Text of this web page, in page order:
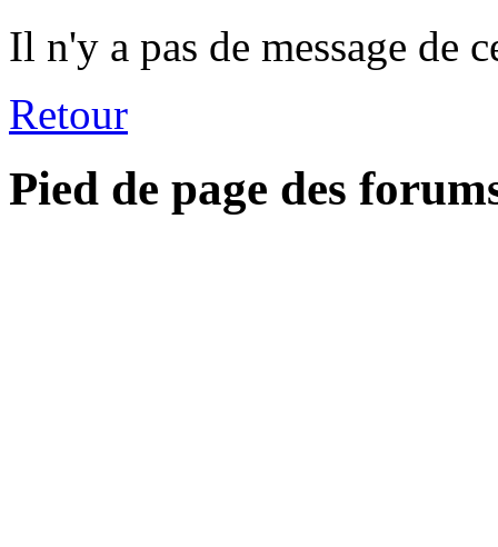
Il n'y a pas de message de
Retour
Pied de page des